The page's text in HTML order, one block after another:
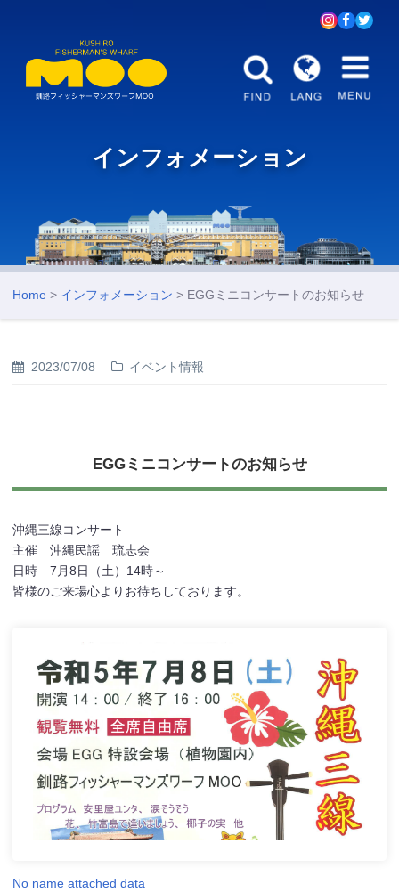
インフォメーション
Home > インフォメーション > EGGミニコンサートのお知らせ
2023/07/08 イベント情報
EGGミニコンサートのお知らせ
沖縄三線コンサート
主催 沖縄民謡 琉志会
日時 7月8日（土）14時～
皆様のご来場心よりお待ちしております。
No name attached data